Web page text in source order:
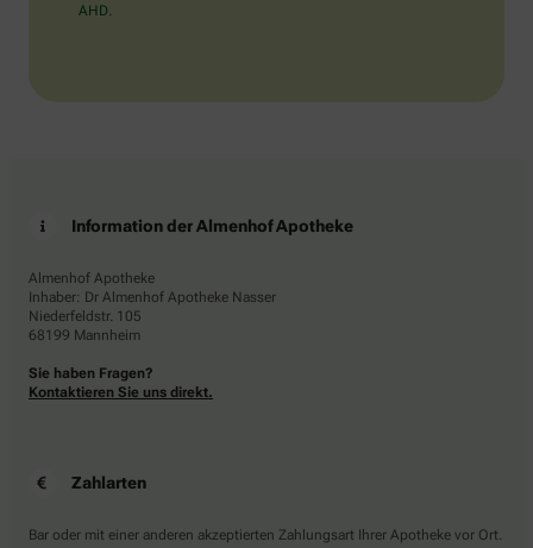
AHD.
Information der Almenhof Apotheke
Almenhof Apotheke
Inhaber: Dr Almenhof Apotheke Nasser
Niederfeldstr. 105
68199 Mannheim
Sie haben Fragen?
Kontaktieren Sie uns direkt.
Zahlarten
Bar oder mit einer anderen akzeptierten Zahlungsart Ihrer Apotheke vor Ort.